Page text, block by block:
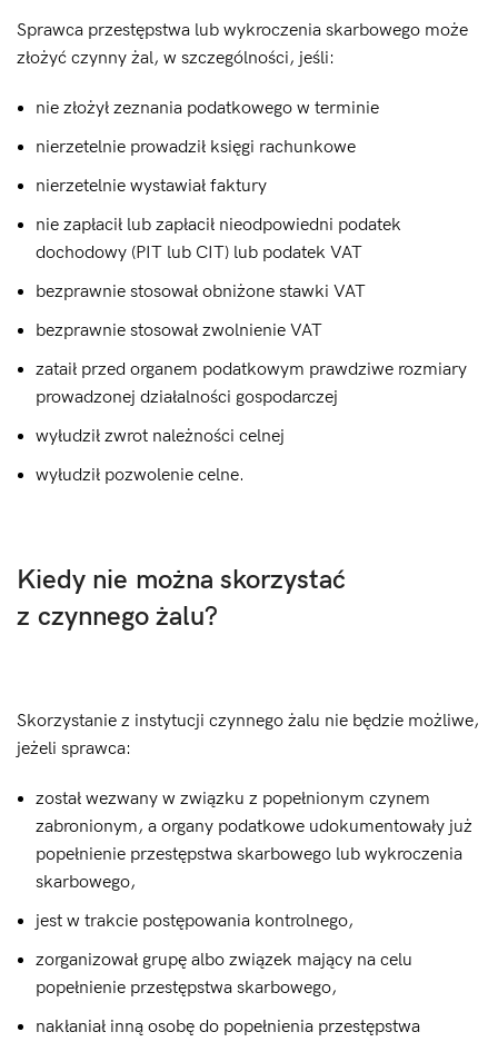
Sprawca przestępstwa lub wykroczenia skarbowego może
złożyć czynny żal, w szczególności, jeśli:
nie złożył zeznania podatkowego w terminie
nierzetelnie prowadził księgi rachunkowe
nierzetelnie wystawiał faktury
nie zapłacił lub zapłacił nieodpowiedni podatek
dochodowy (PIT lub CIT) lub podatek VAT
bezprawnie stosował obniżone stawki VAT
bezprawnie stosował zwolnienie VAT
zataił przed organem podatkowym prawdziwe rozmiary
prowadzonej działalności gospodarczej
wyłudził zwrot należności celnej
wyłudził pozwolenie celne.
Kiedy nie można skorzystać
z czynnego żalu?
Skorzystanie z instytucji czynnego żalu nie będzie możliwe,
jeżeli sprawca:
został wezwany w związku z popełnionym czynem
zabronionym, a organy podatkowe udokumentowały już
popełnienie przestępstwa skarbowego lub wykroczenia
skarbowego,
jest w trakcie postępowania kontrolnego,
zorganizował grupę albo związek mający na celu
popełnienie przestępstwa skarbowego,
nakłaniał inną osobę do popełnienia przestępstwa